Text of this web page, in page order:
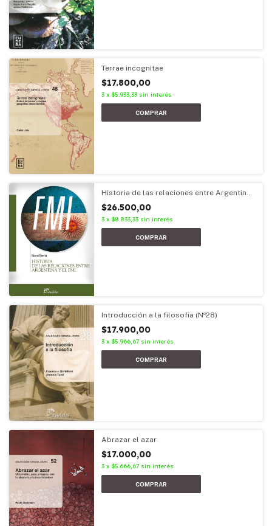
Terrae incognitae
$17.800,00
3 x $5.933,33 sin interés
Historia de las relaciones entre Argentina
$26.500,00
3 x $8.833,33 sin interés
Introducción a la filosofía (Nº28)
$17.900,00
3 x $5.966,67 sin interés
Abrazar el azar
$17.000,00
3 x $5.666,67 sin interés